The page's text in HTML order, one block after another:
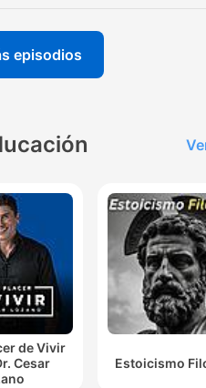
episodios
de Vivir
Cesar
Estoicismo